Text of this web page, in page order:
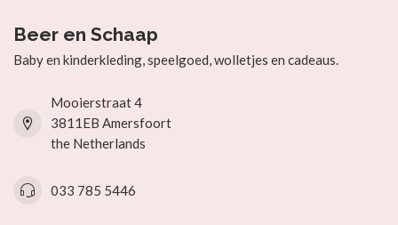
Beer en Schaap
Baby en kinderkleding, speelgoed, wolletjes en cadeaus.
Mooierstraat 4
3811EB Amersfoort
the Netherlands
033 785 5446